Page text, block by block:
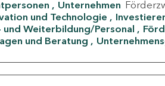
Unternehmen
und Technologie
Weiterbildung/Personal
und Beratung